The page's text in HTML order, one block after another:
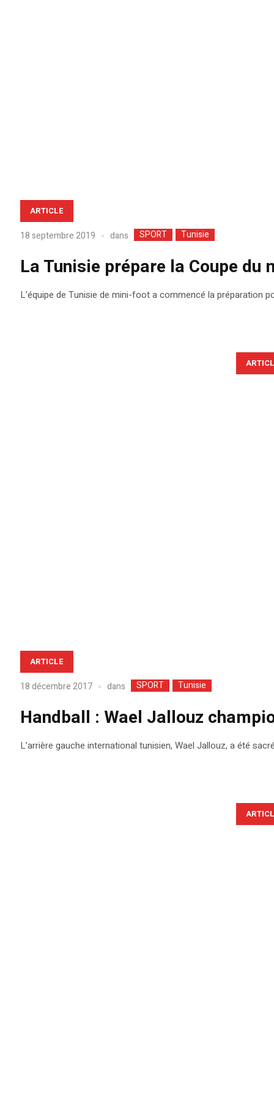
ARTICLE
18 septembre 2019 dans SPORT Tunisie
La Tunisie prépare la Coupe
L’équipe de Tunisie de mini-foot a commencé la préparation
ARTICLE
18 décembre 2017 dans SPORT Tunisie
Handball : Wael Jallouz
L’arrière gauche international tunisien, Wael Jallouz, a été